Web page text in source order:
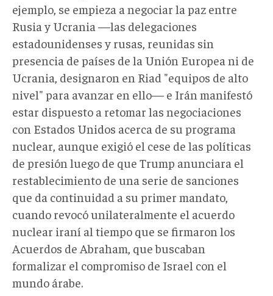
ejemplo, se empieza a negociar la paz entre
Rusia y Ucrania —las delegaciones
estadounidenses y rusas, reunidas sin
presencia de países de la Unión Europea ni de
Ucrania, designaron en Riad "equipos de alto
nivel" para avanzar en ello— e Irán manifestó
estar dispuesto a retomar las negociaciones
con Estados Unidos acerca de su programa
nuclear, aunque exigió el cese de las políticas
de presión luego de que Trump anunciara el
restablecimiento de una serie de sanciones
que da continuidad a su primer mandato,
cuando revocó unilateralmente el acuerdo
nuclear iraní al tiempo que se firmaron los
Acuerdos de Abraham, que buscaban
formalizar el compromiso de Israel con el
mundo árabe.